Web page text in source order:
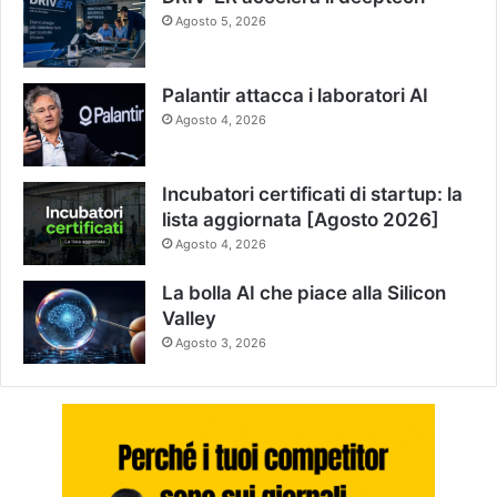
Agosto 5, 2026
Palantir attacca i laboratori AI
Agosto 4, 2026
Incubatori certificati di startup: la
lista aggiornata [Agosto 2026]
Agosto 4, 2026
La bolla AI che piace alla Silicon
Valley
Agosto 3, 2026